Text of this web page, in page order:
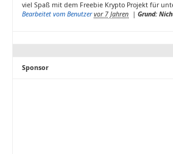
viel Spaß mit dem Freebie Krypto Projekt für
Bearbeitet vom Benutzer vor 7 Jahren | Grund:
Sponsor